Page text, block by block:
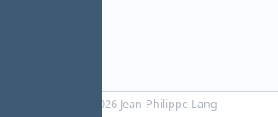
© 2006-2026 Jean-Philippe Lang